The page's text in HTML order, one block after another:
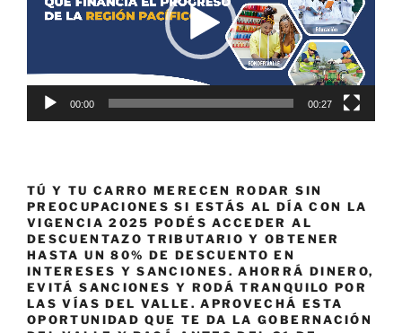
00:00 00:27
TÚ Y TU CARRO MERECEN RODAR SIN
PREOCUPACIONES SI ESTÁS AL DÍA CON LA
VIGENCIA 2025 PODÉS ACCEDER AL
DESCUENTAZO TRIBUTARIO Y OBTENER
HASTA UN 80% DE DESCUENTO EN
INTERESES Y SANCIONES. AHORRÁ DINERO,
EVITÁ SANCIONES Y RODÁ TRANQUILO POR
LAS VÍAS DEL VALLE. APROVECHÁ ESTA
OPORTUNIDAD QUE TE DA LA GOBERNACIÓN